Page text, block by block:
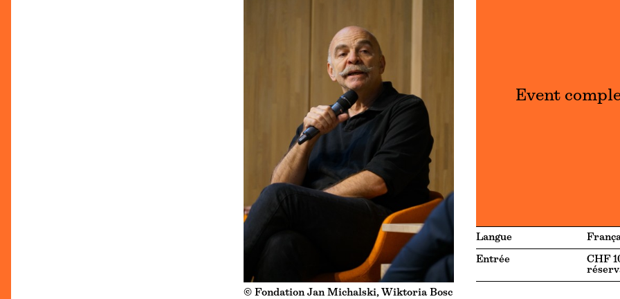
© Fondation Jan Michalski, Wiktoria Bosc
Event
Langue
Entrée
CHF